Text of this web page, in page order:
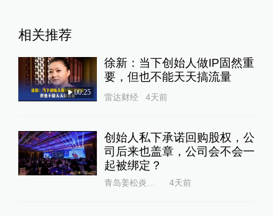
相关推荐
00:25
徐新：当下创始人做IP固然重
要，但也不能天天搞流量
雷达财经 4天前
创始人私下承诺回购股权，公
司后来也盖章，公司会不会一
起被绑定？
4天前